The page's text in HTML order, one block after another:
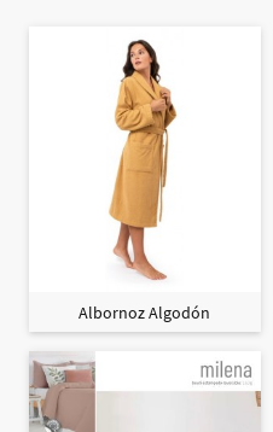
Albornoz Algodón